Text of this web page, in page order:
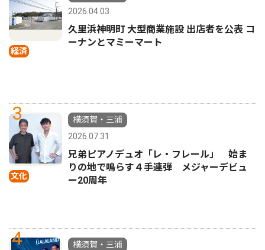
経済
2026.04.03
久里浜神明町 大型商業施設 出店者を公表 コ
ーナンとマミーマート
3
文化
横須賀・三浦
2026.07.31
兄弟ピアノデュオ「レ・フレール」 始ま
りの地で鳴らす４手連弾 メジャーデビュ
ー20周年
4
横須賀・三浦